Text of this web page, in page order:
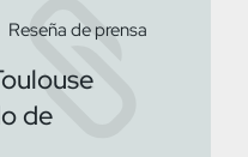
Reseña de prensa
de